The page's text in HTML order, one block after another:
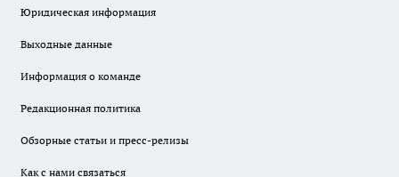
Юридическая информация
Выходные данные
Информация о команде
Редакционная политика
Обзорные статьи и пресс-релизы
Как с нами связаться